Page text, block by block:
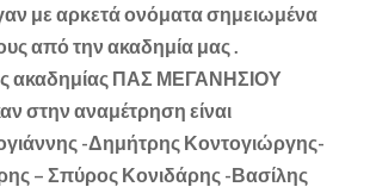
με αρκετά ονόματα σημειωμένα
από την ακαδημία μας .
ακαδημίας ΠΑΣ ΜΕΓΑΝΗΣΙΟΥ
στην αναμέτρηση είναι
-Δημήτρης Κοντογιώργης-
– Σπύρος Κονιδάρης -Βασίλης